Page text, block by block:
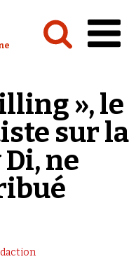
:
», le
sur la
ne